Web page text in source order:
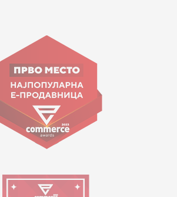
Goce Nikolovski 74 Shkup
contact@mytime.mk
Orari i punës:
09:00 - 17:00